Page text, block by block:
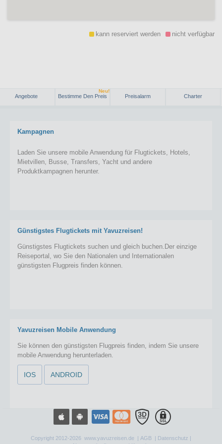
kann reserviert werden nicht verfügbar
Angebote Bestimme Den Preis
Neu!
Preisalarm Charter
Kampagnen
Laden Sie unsere mobile Anwendung für Flugtickets, Hotels,
Mietvillen, Busse, Transfers, Yacht und andere
Produktkampagnen herunter.
Günstigstes Flugtickets mit Yavuzreisen!
Günstigstes Flugtickets suchen und gleich buchen.Der einzige
Reiseportal, wo Sie den Nationalen und Internationalen
günstigsten Flugpreis finden können.
Yavuzreisen Mobile Anwendung
Sie können den günstigsten Flugpreis finden, indem Sie unsere
mobile Anwendung herunterladen.
IOS ANDROID
Copyright 2012-2026 www.yavuzreisen.de | AGB | Datenschutz |